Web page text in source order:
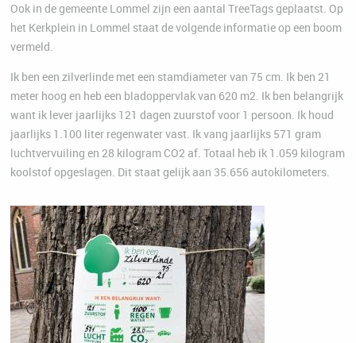
Ook in de gemeente Lommel zijn een aantal TreeTags geplaatst. Op
het Kerkplein in Lommel staat de volgende informatie op een boom
vermeld.
Ik ben een zilverlinde met een stamdiameter van 75 cm. Ik ben 21
meter hoog en heb een bladoppervlak van 620 m2. Ik ben belangrijk
want ik lever jaarlijks 121 dagen zuurstof voor 1 persoon. Ik houd
jaarlijks 1.100 liter regenwater vast. Ik vang jaarlijks 571 gram
luchtvervuiling en 28 kilogram CO2 af. Totaal heb ik 1.059 kilogram
koolstof opgeslagen. Dit staat gelijk aan 35.656 autokilometers.